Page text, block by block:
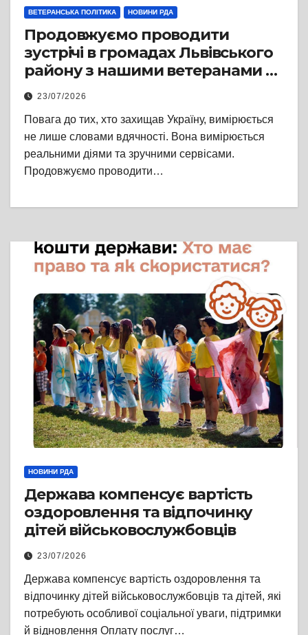
ВЕТЕРАНСЬКА ПОЛІТИКА НОВИНИ РДА
Продовжуємо проводити
зустрічі в громадах Львівського
району з нашими ветеранами та
демобілізованими захисниками
23/07/2026
Повага до тих, хто захищав Україну, вимірюється
не лише словами вдячності. Вона вимірюється
реальними діями та зручними сервісами.
Продовжуємо проводити…
НОВИНИ РДА
Держава компенсує вартість
оздоровлення та відпочинку
дітей військовослужбовців
23/07/2026
Держава компенсує вартість оздоровлення та
відпочинку дітей військовослужбовців та дітей, які
потребують особливої соціальної уваги, підтримки
й відновлення Оплату послуг…